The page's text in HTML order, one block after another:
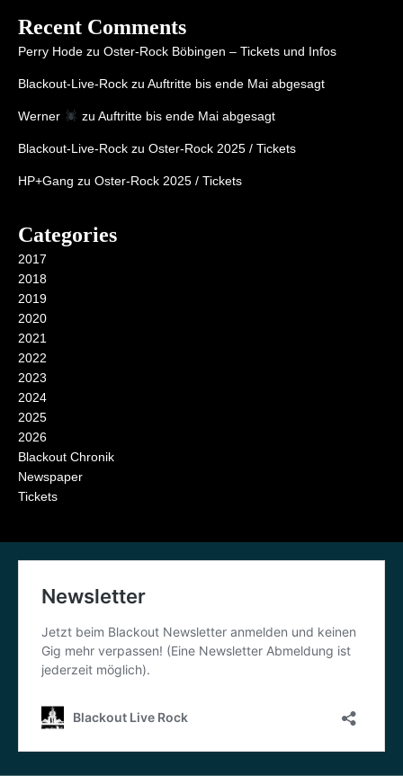
Recent Comments
Perry Hode zu Oster-Rock Böbingen – Tickets und Infos
Blackout-Live-Rock zu Auftritte bis ende Mai abgesagt
Werner zu Auftritte bis ende Mai abgesagt
Blackout-Live-Rock zu Oster-Rock 2025 / Tickets
HP+Gang zu Oster-Rock 2025 / Tickets
Categories
2017
2018
2019
2020
2021
2022
2023
2024
2025
2026
Blackout Chronik
Newspaper
Tickets